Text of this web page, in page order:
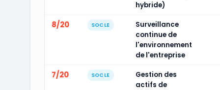
hybride)
8/20 SOCLE
Surveillance
continue de
l'environnement
de l'entreprise
7/20 SOCLE
Gestion des
actifs de